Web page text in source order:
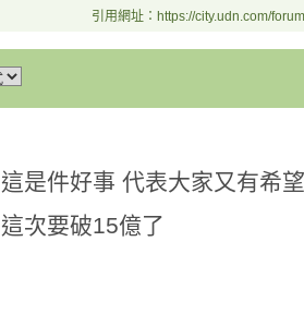
引用網址：https://city.udn.com/
這是件好事 代表大家又有希
這次要破15億了